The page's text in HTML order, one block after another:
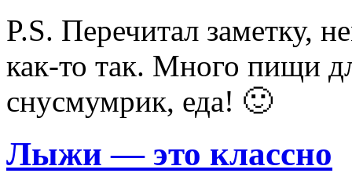
P.S. Перечитал заметку,
как-то так. Много пищи
снусмумрик, еда! 🙂
Лыжи — это классно